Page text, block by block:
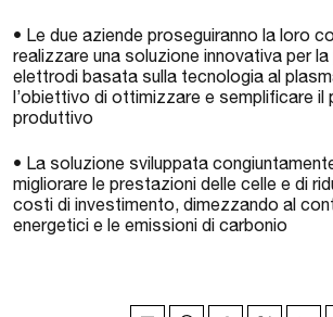
• Le due aziende proseguiranno la loro
realizzare una soluzione innovativa per
elettrodi basata sulla tecnologia al
l’obiettivo di ottimizzare e semplificare il
produttivo
• La soluzione sviluppata
migliorare le prestazioni delle celle e di
costi di investimento, dimezzando al
energetici e le emissioni di carbonio